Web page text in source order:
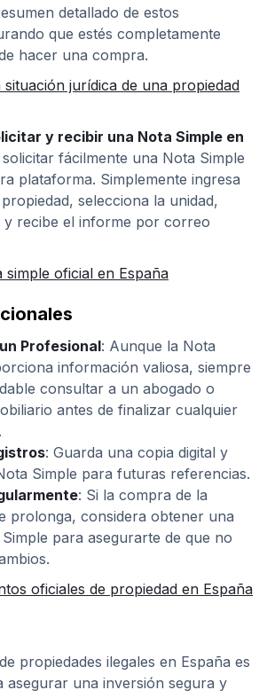
detallado de estos
que estés completamente
hacer una compra.
jurídica de una propiedad
y recibir una Nota Simple en
solicitar fácilmente una Nota Simple
plataforma. Simplemente ingresa
selecciona la unidad,
y recibe el informe por correo
oficial en España
Profesional: Aunque la Nota
información valiosa, siempre
consultar a un abogado o
antes de finalizar cualquier
: Guarda una copia digital y
Simple para futuras referencias.
: Si la compra de la
prolonga, considera obtener una
para asegurarte de que no
oficiales de propiedad en España
propiedades ilegales en España es
asegurar una inversión segura y